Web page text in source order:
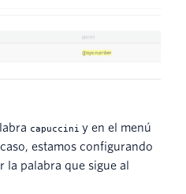
capuccini y en el menú
caso, estamos configurando
la palabra que sigue al